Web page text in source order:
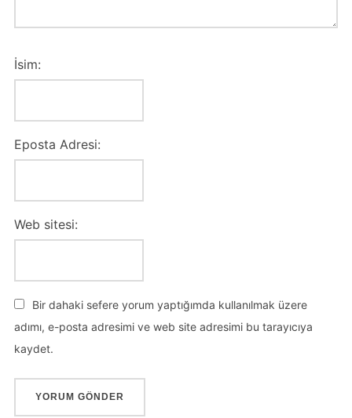
İsim:
Eposta Adresi:
Web sitesi:
Bir dahaki sefere yorum yaptığımda kullanılmak üzere
adımı, e-posta adresimi ve web site adresimi bu tarayıcıya
kaydet.